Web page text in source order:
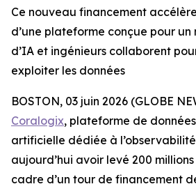
Ce nouveau financement
d’une plateforme conçue pour
d’IA et ingénieurs collaborent
exploiter les données
BOSTON, 03 juin 2026 (GLOBE
Coralogix, plateforme de
artificielle dédiée à
aujourd’hui avoir levé 200
cadre d’un tour de financement